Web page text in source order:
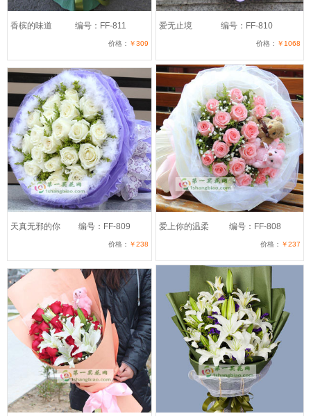
香槟的味道 编号：FF-811
价格： ￥309
爱无止境 编号：FF-810
价格： ￥1068
天真无邪的你 编号：FF-809
价格： ￥238
爱上你的温柔 编号：FF-808
价格： ￥237